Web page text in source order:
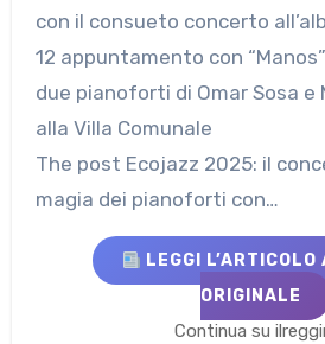
con il consueto concerto
12 appuntamento con
due pianoforti di Omar Sosa e
alla Villa Comunale
The post Ecojazz 2025: il
magia dei pianoforti con…
LEGGI
ORIGINALE
Continua su